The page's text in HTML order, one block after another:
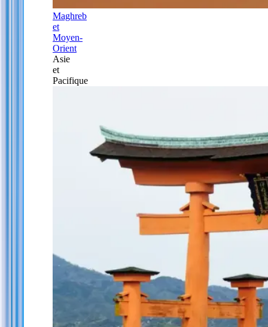
Maghreb
et
Moyen-
Orient
Asie
et
Pacifique